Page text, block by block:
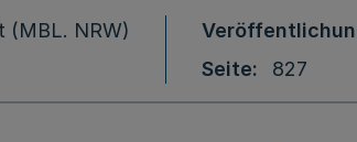
(MBL. NRW)
Seite
827